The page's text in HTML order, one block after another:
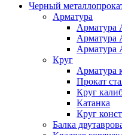
Черный
Арматура
Арматура
Арматура
Арматура
Круг
Арматура
Прокат
Круг
Катанка
Круг
Балка